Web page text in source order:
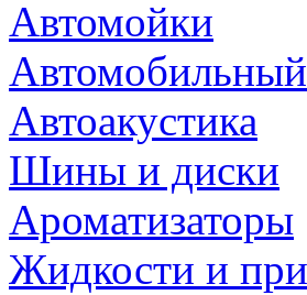
Автомойки
Автоакустика
Шины и диски
Ароматизаторы
Жидкости и